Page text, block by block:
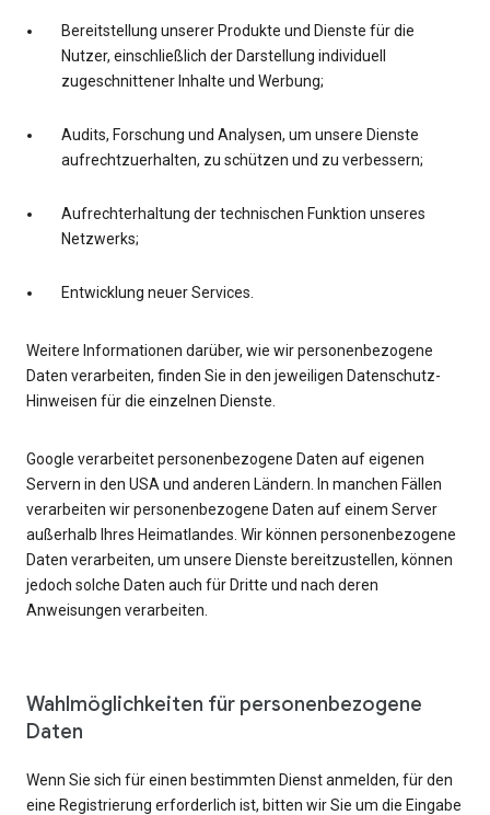
Bereitstellung unserer Produkte und Dienste für die
Nutzer, einschließlich der Darstellung individuell
zugeschnittener Inhalte und Werbung;
Audits, Forschung und Analysen, um unsere Dienste
aufrechtzuerhalten, zu schützen und zu verbessern;
Aufrechterhaltung der technischen Funktion unseres
Netzwerks;
Entwicklung neuer Services.
Weitere Informationen darüber, wie wir personenbezogene
Daten verarbeiten, finden Sie in den jeweiligen Datenschutz-
Hinweisen für die einzelnen Dienste.
Google verarbeitet personenbezogene Daten auf eigenen
Servern in den USA und anderen Ländern. In manchen Fällen
verarbeiten wir personenbezogene Daten auf einem Server
außerhalb Ihres Heimatlandes. Wir können personenbezogene
Daten verarbeiten, um unsere Dienste bereitzustellen, können
jedoch solche Daten auch für Dritte und nach deren
Anweisungen verarbeiten.
Wahlmöglichkeiten für personenbezogene
Daten
Wenn Sie sich für einen bestimmten Dienst anmelden, für den
eine Registrierung erforderlich ist, bitten wir Sie um die Eingabe